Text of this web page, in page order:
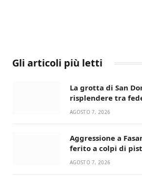
Gli articoli più letti
La grotta di San
risplendere tra
devozione
AGOSTO 7, 2026
Aggressione a
ferito a colpi di
AGOSTO 7, 2026